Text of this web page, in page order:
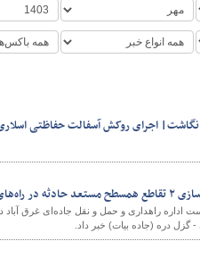
نگاشت| اجرای روکش آسفالت حفاظتی
بخش نوبران شهرستان ساوه
اداره راهداری و حمل و نقل جاده‌ای غرق
- گزل دره (جاده بیات) خبر داد.